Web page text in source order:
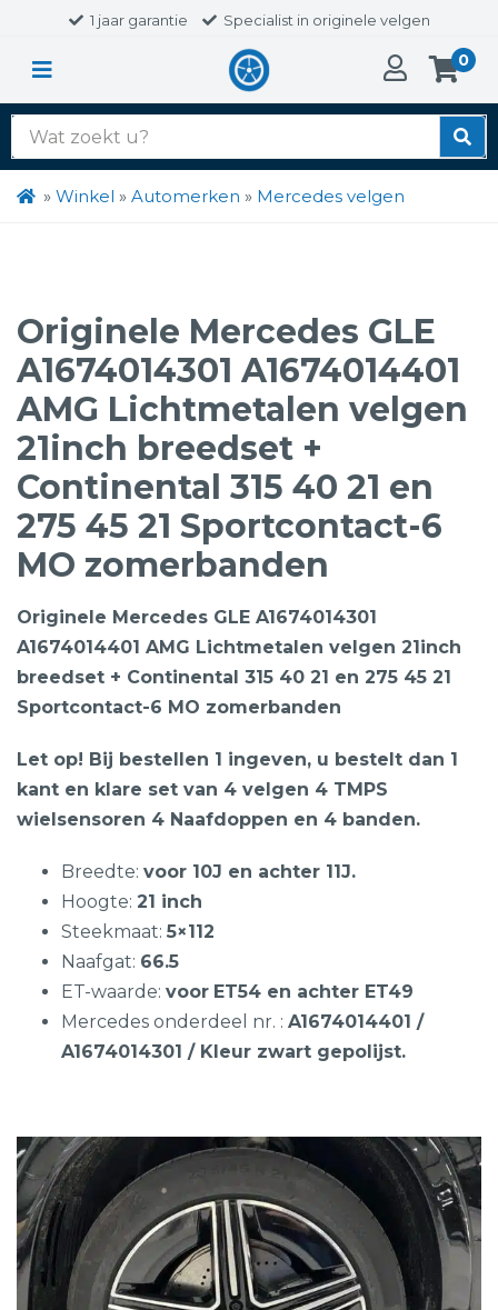
1 jaar garantie Specialist in originele velgen
0
Zoek
naar:
» Winkel » Automerken » Mercedes velgen
Originele Mercedes GLE
A1674014301 A1674014401
AMG Lichtmetalen velgen
21inch breedset +
Continental 315 40 21 en
275 45 21 Sportcontact-6
MO zomerbanden
Originele Mercedes GLE A1674014301
A1674014401 AMG Lichtmetalen velgen 21inch
breedset + Continental 315 40 21 en 275 45 21
Sportcontact-6 MO zomerbanden
Let op! Bij bestellen 1 ingeven, u bestelt dan 1
kant en klare set van 4 velgen 4 TMPS
wielsensoren 4 Naafdoppen en 4 banden.
Breedte: voor 10J en achter 11J.
Hoogte: 21 inch
Steekmaat: 5×112
Naafgat: 66.5
ET-waarde: voor ET54 en achter ET49
Mercedes onderdeel nr. : A1674014401 /
A1674014301 / Kleur zwart gepolijst.